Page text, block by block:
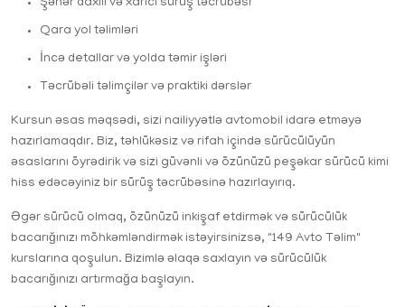
Şəhər daxili və xarici sürüş təcrübəsi
Qara yol təlimləri
İncə detallar və yolda təmir işləri
Təcrübəli təlimçilər və praktiki dərslər
Kursun əsas məqsədi, sizi nailiyyətlə avtomobil idarə etməyə
hazırlamaqdır. Biz, təhlükəsiz və rifah içində sürücülüyün
əsaslarını öyrədirik və sizi güvənli və özünüzü peşəkar sürücü kimi
hiss edəcəyiniz bir sürüş təcrübəsinə hazırlayırıq.
Əgər sürücü olmaq, özünüzü inkişaf etdirmək və sürücülük
bacarığınızı möhkəmləndirmək istəyirsinizsə, "149 Avto Təlim"
kurslarına qoşulun. Bizimlə əlaqə saxlayın və sürücülük
bacarığınızı artırmağa başlayın.